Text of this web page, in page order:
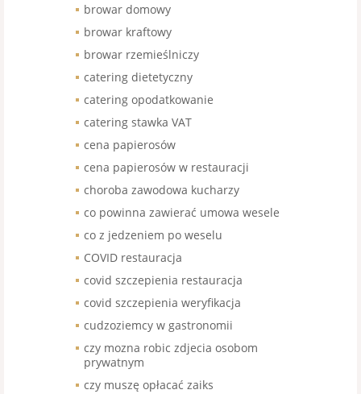
browar domowy
browar kraftowy
browar rzemieślniczy
catering dietetyczny
catering opodatkowanie
catering stawka VAT
cena papierosów
cena papierosów w restauracji
choroba zawodowa kucharzy
co powinna zawierać umowa wesele
co z jedzeniem po weselu
COVID restauracja
covid szczepienia restauracja
covid szczepienia weryfikacja
cudzoziemcy w gastronomii
czy mozna robic zdjecia osobom
prywatnym
czy muszę opłacać zaiks